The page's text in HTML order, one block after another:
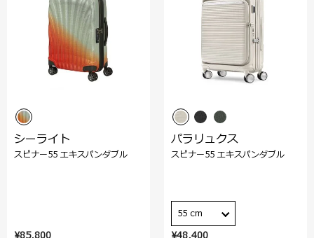
シーライト
スピナー55 エキスパンダブル
パラリュクス
スピナー55 エキスパンダブル
55 cm